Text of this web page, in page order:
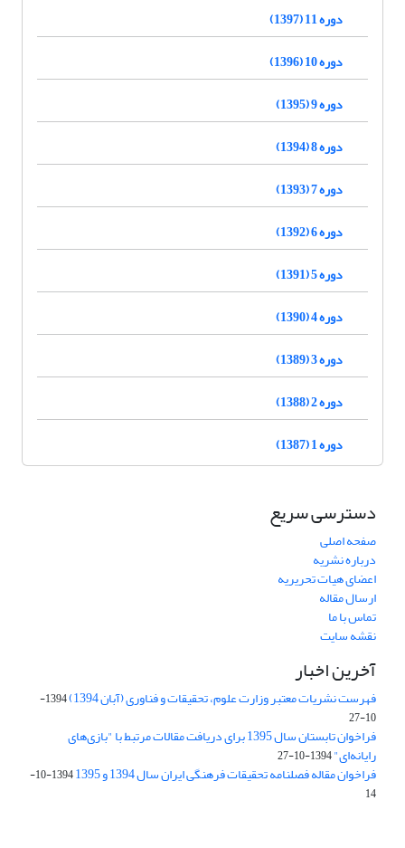
دوره 11 (1397)
دوره 10 (1396)
دوره 9 (1395)
دوره 8 (1394)
دوره 7 (1393)
دوره 6 (1392)
دوره 5 (1391)
دوره 4 (1390)
دوره 3 (1389)
دوره 2 (1388)
دوره 1 (1387)
دسترسی سریع
صفحه اصلی
درباره نشریه
اعضای هیات تحریریه
ارسال مقاله
تماس با ما
نقشه سایت
آخرین اخبار
فهرست نشریات معتبر وزارت علوم، تحقیقات و فناوری (آبان 1394)
1394-
10-27
فراخوان تابستان سال 1395 برای دریافت مقالات مرتبط با "بازی‌های
رایانه‌ای"1394-10-27
فراخوان مقاله فصلنامه تحقیقات فرهنگی ایران سال 1394 و 1395
1394-10-
14